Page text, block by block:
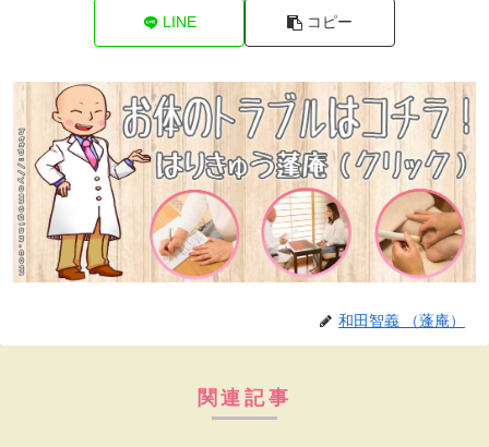
LINE コピー
和田智義 （蓬庵）
関連記事